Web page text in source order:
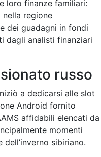
loro finanze familiari:
regione
dei guadagni in fondi
dagli analisti finanziari
russo
a dedicarsi alle slot
Android fornito
affidabili elencati da
momenti
sibiriano.